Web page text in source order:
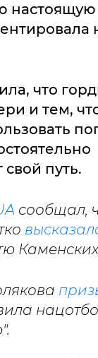
что
и тем,
путь.
сообщал,